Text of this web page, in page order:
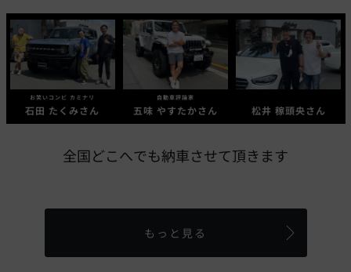
お笑いコンビ カミナリ
石田 たくみさん
自動車評論家
五味 やすたかさん 松井 稼頭央さん
全国どこへでも納車させて頂きます
もっと見る